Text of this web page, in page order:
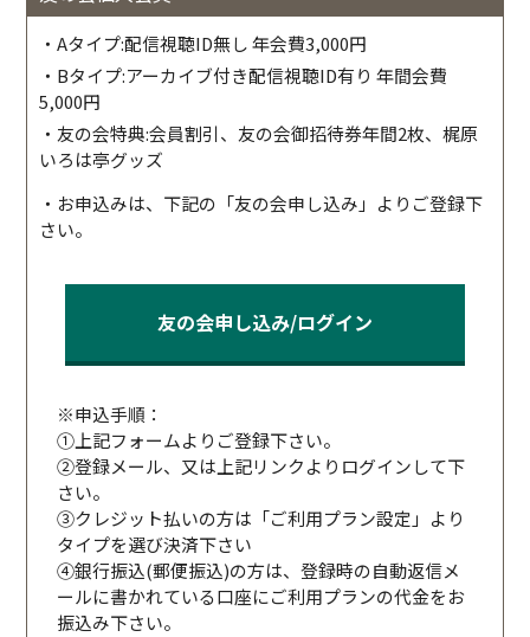
・Aタイプ:配信視聴ID無し 年会費3,000円
・Bタイプ:アーカイブ付き配信視聴ID有り 年間会費
5,000円
・友の会特典:会員割引、友の会御招待券年間2枚、梶原
いろは亭グッズ
・お申込みは、下記の「友の会申し込み」よりご登録下
さい。
友の会申し込み/ログイン
※申込手順：
①上記フォームよりご登録下さい。
②登録メール、又は上記リンクよりログインして下
さい。
③クレジット払いの方は「ご利用プラン設定」より
タイプを選び決済下さい
④銀行振込(郵便振込)の方は、登録時の自動返信メ
ールに書かれている口座にご利用プランの代金をお
振込み下さい。